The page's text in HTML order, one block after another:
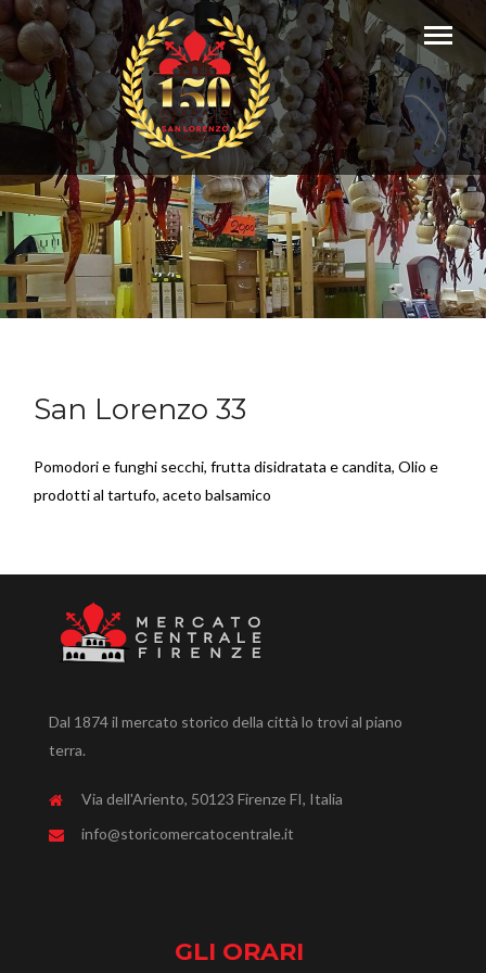
San Lorenzo 33
Pomodori e funghi secchi, frutta disidratata e candita, Olio e
prodotti al tartufo, aceto balsamico
Dal 1874 il mercato storico della città lo trovi al piano
terra.
Via dell'Ariento, 50123 Firenze FI, Italia
info@storicomercatocentrale.it
GLI ORARI